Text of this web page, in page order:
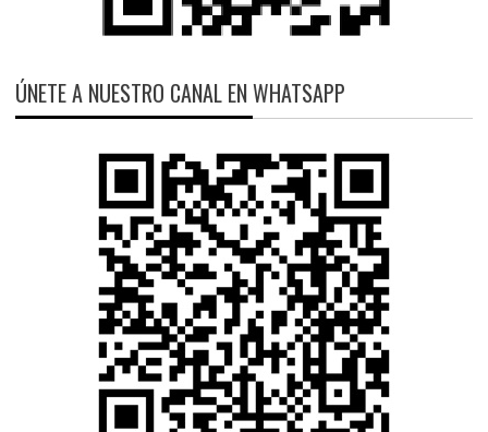
ÚNETE A NUESTRO CANAL EN WHATSAPP